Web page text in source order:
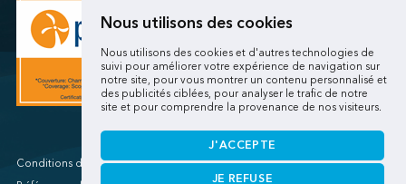
Nous utilisons des cookies
Nous utilisons des cookies et d'autres technologies de
suivi pour améliorer votre expérience de navigation sur
notre site, pour vous montrer un contenu personnalisé et
des publicités ciblées, pour analyser le trafic de notre
site et pour comprendre la provenance de nos visiteurs.
J'ACCEPTE
JE REFUSE
SSA Marine (West Sitcum Matson)
SSA Marine Canada (Lynnterm)
SSA Marine Canada (Squamish Terminals)
SSA Marine Canada (Victoria Cruise)
SSA Marine Mexico (Lazaro Cardenas)
SSA Marine Mexico (Manzanillo TEC)
SSA Marine Mexico (Veracruz)
Conditions d'utilisations/Renseignements personnels